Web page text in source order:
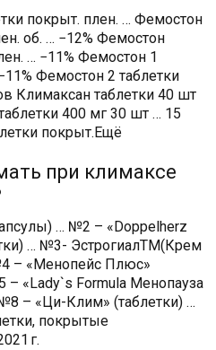
покрыт. плен. … Фемостон
об. … −12% Фемостон
… −11% Фемостон 1
Фемостон 2 таблетки
Климаксан таблетки 40 шт
400 мг 30 шт … 15
покрыт.Ещё
при климаксе
… №2 – «Doppelherz
… №3- ЭстрогиалТМ(Крем
– «Менопейс Плюс»
– «Lady`s Formula Менопауза
– «Ци-Клим» (таблетки) …
покрытые
г.